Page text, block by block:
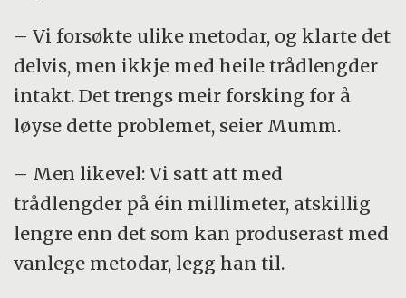
– Vi forsøkte ulike metodar, og klarte det
delvis, men ikkje med heile trådlengder
intakt. Det trengs meir forsking for å
løyse dette problemet, seier Mumm.
– Men likevel: Vi satt att med
trådlengder på éin millimeter, atskillig
lengre enn det som kan produserast med
vanlege metodar, legg han til.